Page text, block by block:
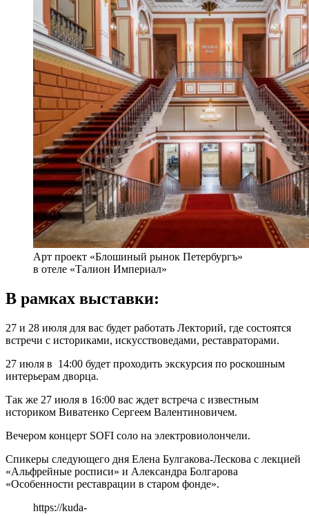
Арт проект «Блошиный рынок Петербургъ»
в отеле «Талион Империал»
В рамках выставки:
27 и 28 июля для вас будет работать Лекторий, где состоятся
встречи с историками, искусствоведами, реставраторами.
27 июля в 14:00 будет проходить экскурсия по роскошным
интерьерам дворца.
Так же 27 июля в 16:00 вас ждет встреча с известным
историком Виватенко Сергеем Валентиновичем.
Вечером концерт SOFI соло на электровиолончели.
Спикеры следующего дня Елена Булгакова-Лескова с лекцией
«Альфрейные росписи» и Александра Болгарова
«Особенности реставрации в старом фонде».
https://kuda-